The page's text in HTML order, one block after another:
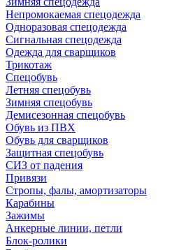
Непромокаемая спецодежда
Одноразовая спецодежда
Сигнальная спецодежда
Одежда для сварщиков
Трикотаж
Спецобувь
Летняя спецобувь
Зимняя спецобувь
Демисезонная спецобувь
Обувь из ПВХ
Обувь для сварщиков
Защитная спецобувь
СИЗ от падения
Привязи
Стропы, фалы, амортизаторы
Карабины
Зажимы
Анкерные линии, петли
Блок-ролики